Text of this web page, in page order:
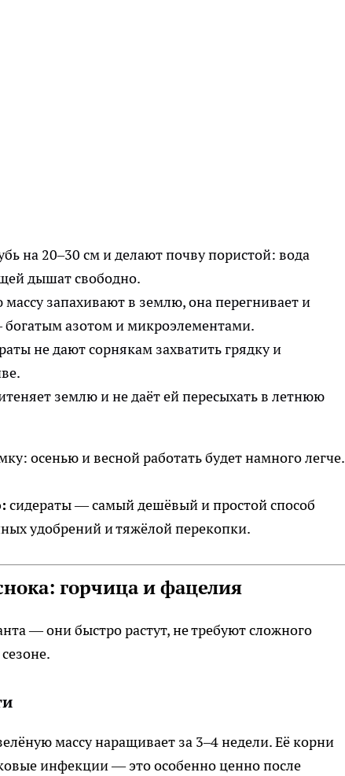
на 20–30 см и делают почву пористой: вода
дышат свободно.
массу запахивают в землю, она перегнивает и
азотом и микроэлементами.
не дают сорнякам захватить грядку и
землю и не даёт ей пересыхать в летнюю
осенью и весной работать будет намного легче.
сидераты — самый дешёвый и простой способ
удобрений и тяжёлой перекопки.
горчица и фацелия
— они быстро растут, не требуют сложного
массу наращивает за 3–4 недели. Её корни
инфекции — это особенно ценно после